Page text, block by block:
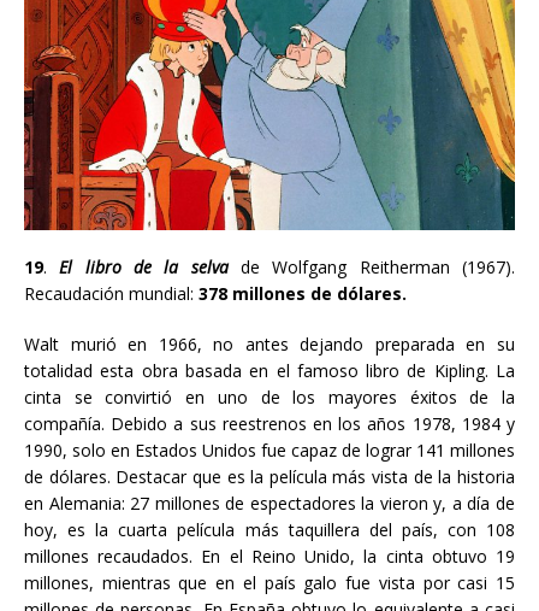
19.El libro de la selvade Wolfgang Reitherman (1967).
Recaudación mundial: 378 millones de dólares.
Walt murió en 1966, no antes dejando preparada en su
totalidad esta obra basada en el famoso libro de Kipling. La
cinta se convirtió en uno de los mayores éxitos de la
compañía. Debido a sus reestrenos en los años 1978, 1984 y
1990, solo en Estados Unidos fue capaz de lograr 141 millones
de dólares. Destacar que es la película más vista de la historia
en Alemania: 27 millones de espectadores la vieron y, a día de
hoy, es la cuarta película más taquillera del país, con 108
millones recaudados. En el Reino Unido, la cinta obtuvo 19
millones, mientras que en el país galo fue vista por casi 15